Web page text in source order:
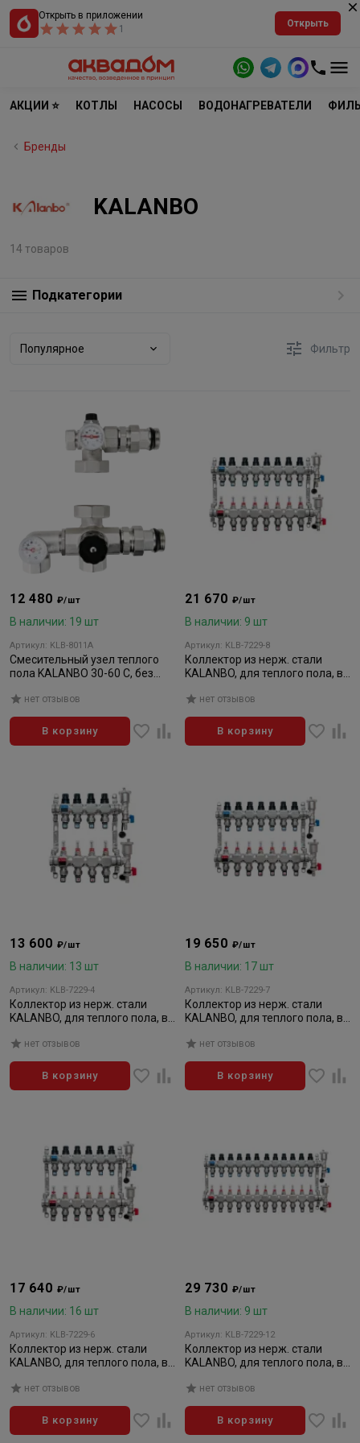
Открыть в приложении
1
Открыть
АКЦИИ ⭐ КОТЛЫ НАСОСЫ ВОДОНАГРЕВАТЕЛИ
Бренды
KALANBO
14 товаров
Подкатегории
Популярное Фильтр
12 480 ₽/шт
В наличии: 19 шт
Артикул: KLB-8011A
Смесительный узел теплого
пола KALANBO 30-60 С, без
нет отзывов
В корзину
21 670 ₽/шт
В наличии: 9 шт
Артикул: KLB-7229-8
Коллектор из нерж. стали
KALANBO, для теплого пола, в
нет отзывов
В корзину
13 600 ₽/шт
В наличии: 13 шт
Артикул: KLB-7229-4
Коллектор из нерж. стали
KALANBO, для теплого пола, в
нет отзывов
В корзину
19 650 ₽/шт
В наличии: 17 шт
Артикул: KLB-7229-7
Коллектор из нерж. стали
KALANBO, для теплого пола, в
нет отзывов
В корзину
17 640 ₽/шт
В наличии: 16 шт
Артикул: KLB-7229-6
Коллектор из нерж. стали
KALANBO, для теплого пола, в
нет отзывов
В корзину
29 730 ₽/шт
В наличии: 9 шт
Артикул: KLB-7229-12
Коллектор из нерж. стали
KALANBO, для теплого пола, в
компл.
нет отзывов
В корзину